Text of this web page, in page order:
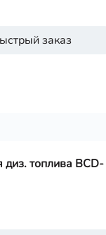
заказ
диз. топлива